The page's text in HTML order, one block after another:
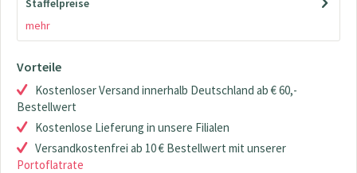
Staffelpreise
mehr
Vorteile
Kostenloser Versand innerhalb Deutschland ab € 60,-
Bestellwert
Kostenlose Lieferung in unsere Filialen
Versandkostenfrei ab 10 € Bestellwert mit unserer
Portoflatrate